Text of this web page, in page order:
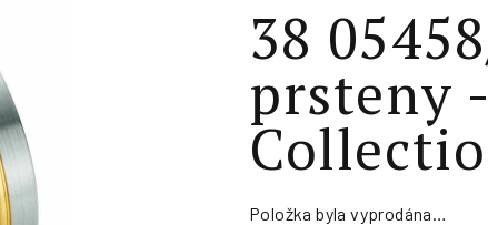
38
prsteny
Položka byla vyprodána…